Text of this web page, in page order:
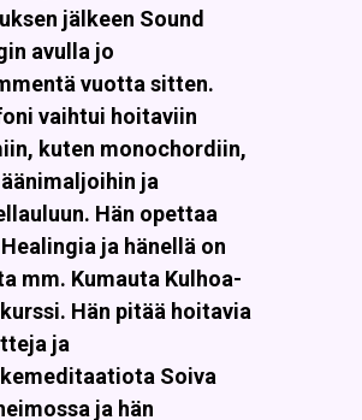
jälkeen Sound
avulla jo
vuotta sitten.
vaihtui hoitaviin
kuten monochordiin,
ja
Hän opettaa
ja hänellä on
mm. Kumauta Kulhoa-
Hän pitää hoitavia
ja
Soiva
ja hän